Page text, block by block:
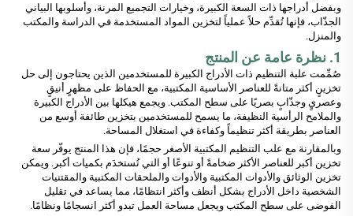
وبفضل أدراجها ذات السعة الكبيرة، وخيارات التجميع المرنة، وأسلوبها البياني
الجذّاب، فإنها تُقدِّم حلاً عملياً لتخزين المواد المستخدمة في الدراسة والمكتب
والمنزل.
1. نظرة عامة عن المنتج
صُمِّمت علبة التنظيم ذات الأدراج الكبيرة للمستخدمين الذين يحتاجون إلى حل
تخزينٍ أكثر متانةً للعناصر الأساسية المكتبية، مع الحفاظ على مظهرٍ أنيقٍ
وعصريٍ وجذّابٍ بصريًا على سطح المكتب. ويجمع هيكلها بين الأدراج الكبيرة
والملامح الرأسية النظيفة، ما يسمح للمستخدمين بتخزين طائفة أوسع من
العناصر بطريقة أكثر تنظيماً وكفاءة في استغلال المساحة.
وبالمقارنة مع علب التنظيم المكتبية الأصغر حجمًا، فإن هذا المنتج يوفّر سعة
تخزين أكبر للعناصر الأكثر ضخامةً أو تنوعًا أو التي تُستخدَم بكميات أكبر. ويمكن
تخزين الوثائق والأدوات المكتبية والأدوات والملحقات المكتبية والمقتنيات
الشخصية داخل الأدراج بشكل أنظف وأكثر انتظامًا، مما يساعد في تقليل
الفوضى على سطح المكتب ويجعل مساحة العمل تبدو أكثر انسجامًا ونظامًا.